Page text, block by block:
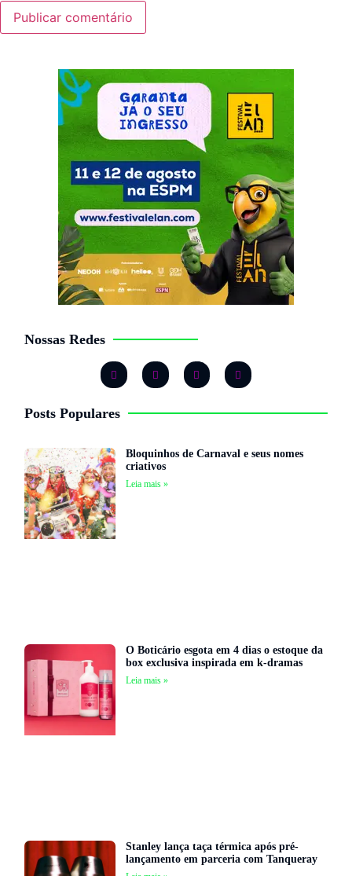
Nossas Redes
Posts Populares
Bloquinhos de Carnaval e seus nomes
criativos
Leia mais »
O Boticário esgota em 4 dias o estoque da
box exclusiva inspirada em k-dramas
Leia mais »
Stanley lança taça térmica após pré-
lançamento em parceria com Tanqueray